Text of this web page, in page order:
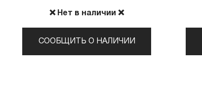
❌ Нет в наличии ❌
СООБЩИТЬ О НАЛИЧИИ